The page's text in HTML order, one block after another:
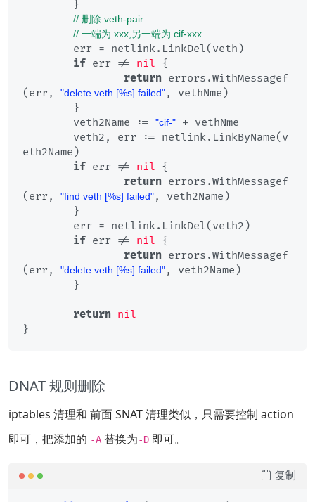
// 删除 veth-pair
// 一端为 xxx,另一端为 cif-xxx
if err != nil {
return errors.WithMessagef
(err, "delete veth [%s] failed", vethNme)
	veth2Name :=
"cif-" + vethNme
eth2Name)
if err != nil {
return errors.WithMessagef
(err, "find veth [%s] failed", veth2Name)
if err != nil {
return errors.WithMessagef
(err, "delete veth [%s] failed", veth2Name)
return nil
DNAT 规则删除
iptables 清理和 前面 SNAT 清理类似，只需要控制 action
即可，把添加的 -A 替换为-D 即可。
复制